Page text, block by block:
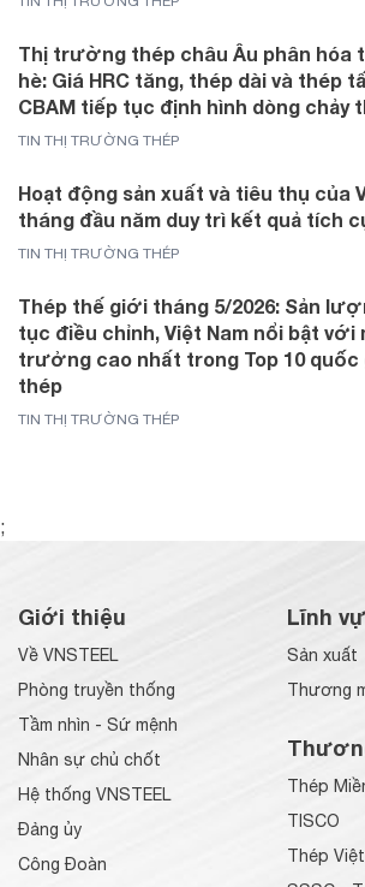
Thị trường thép châu Âu phân hóa
hè: Giá HRC tăng, thép dài và thép
CBAM tiếp tục định hình dòng chảy
TIN THỊ TRƯỜNG THÉP
Hoạt động sản xuất và tiêu thụ của
tháng đầu năm duy trì kết quả tích
TIN THỊ TRƯỜNG THÉP
Thép thế giới tháng 5/2026: Sản
tục điều chỉnh, Việt Nam nổi bật với
trưởng cao nhất trong Top 10 quốc
thép
TIN THỊ TRƯỜNG THÉP
;
Giới thiệu
Về VNSTEEL
Phòng truyền thống
Tầm nhìn - Sứ mệnh
Nhân sự chủ chốt
Hệ thống VNSTEEL
Đảng ủy
Công Đoàn
Lĩnh
Sản xuất
Thương
Thép
TISCO
Thép